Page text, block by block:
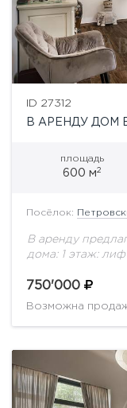
ID 27312
В АРЕНДУ ДОМ
площадь
600 м2
Посёлок:
В аренду
дома: 1 этаж:
гараж на 2 м/м, с/
750'000
Возможна